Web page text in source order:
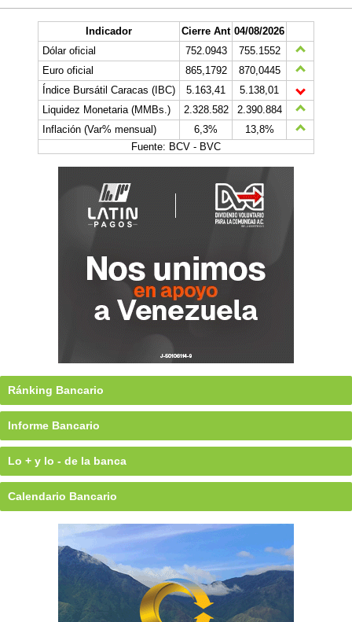
Indicador Cierre Ant 04/08/2026
Dólar oficial
752.0943
755.1552
Euro oficial
865,1792
870,0445
Índice Bursátil Caracas (IBC)
5.163,41
5.138,01
Liquidez Monetaria (MMBs.)
2.328.582
2.390.884
Inflación (Var% mensual)
6,3%
13,8%
Fuente: BCV - BVC
Ránking Bancario
Informe Bancario
Lo + y lo - de la banca
Calendario Bancario